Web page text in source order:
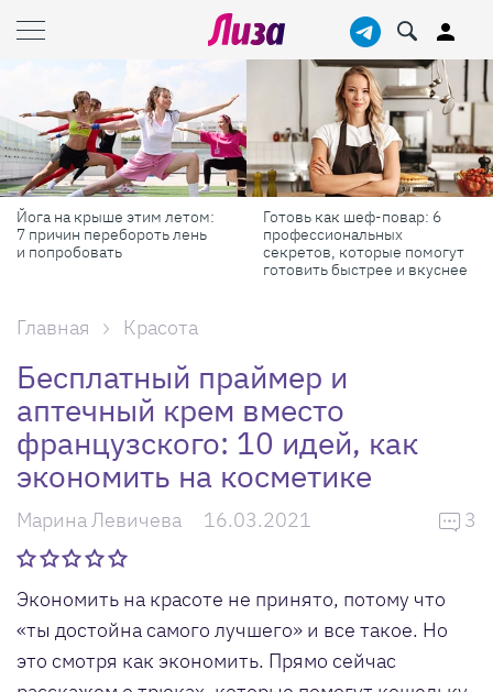
крыше этим летом:
перебороть лень
Готовь как шеф-повар: 6
профессиональных
секретов, которые помогут
готовить быстрее и вкуснее
Главная Красота
Бесплатный праймер и
аптечный крем вместо
французского: 10 идей, как
экономить на косметике
Марина Левичева 16.03.2021 3
Экономить на красоте не принято, потому что
«ты достойна самого лучшего» и все такое. Но
это смотря как экономить. Прямо сейчас